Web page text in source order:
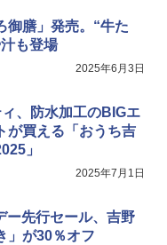
生活 一人暮らし 二人暮
ターオーブン ヘルシオ
ク 30L 2段調理 コンベ
御膳」発売。“牛た
も登場
2025年6月3日
、防水加工のBIGエ
が買える「おうち吉
」
2025年7月1日
ー先行セール、吉野
」が30％オフ